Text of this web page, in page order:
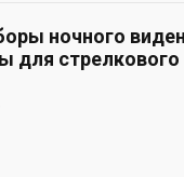
ночного
для